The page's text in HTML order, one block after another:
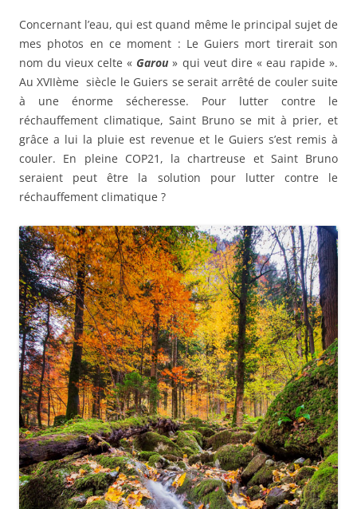
Concernant l’eau, qui est quand même le principal sujet de
mes photos en ce moment : Le Guiers mort tirerait son
nom du vieux celte « Garou » qui veut dire « eau rapide ».
Au XVIIème siècle le Guiers se serait arrêté de couler suite
à une énorme sécheresse. Pour lutter contre le
réchauffement climatique, Saint Bruno se mit à prier, et
grâce a lui la pluie est revenue et le Guiers s’est remis à
couler. En pleine COP21, la chartreuse et Saint Bruno
seraient peut être la solution pour lutter contre le
réchauffement climatique ?